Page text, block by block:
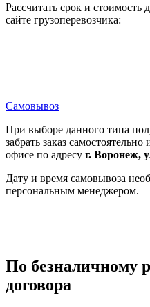
Рассчитать срок и
сайте грузоперевозчика:
Самовывоз
При выборе данного типа
забрать заказ
офисе по адресу г. Воронеж,
Дату и время самовывоза
персональным менеджером.
По безналичному
договора